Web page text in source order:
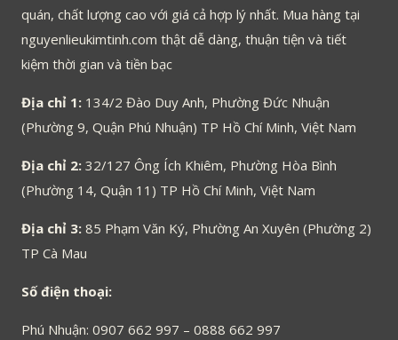
quán, chất lượng cao với giá cả hợp lý nhất. Mua hàng tại
nguyenlieukimtinh.com thật dễ dàng, thuận tiện và tiết
kiệm thời gian và tiền bạc
Địa chỉ 1: 134/2 Đào Duy Anh, Phường Đức Nhuận
(Phường 9, Quận Phú Nhuận) TP Hồ Chí Minh, Việt Nam
Địa chỉ 2: 32/127 Ông Ích Khiêm, Phường Hòa Bình
(Phường 14, Quận 11) TP Hồ Chí Minh, Việt Nam
Địa chỉ 3: 85 Phạm Văn Ký, Phường An Xuyên (Phường 2)
TP Cà Mau
Số điện thoại:
Phú Nhuận: 0907 662 997 – 0888 662 997